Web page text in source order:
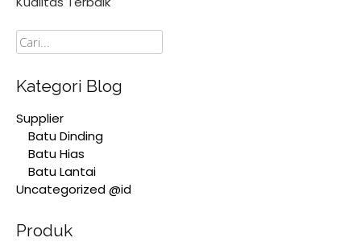
Cari
Kategori Blog
Supplier
Batu Dinding
Batu Hias
Batu Lantai
Uncategorized @id
Produk